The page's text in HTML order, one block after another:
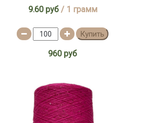
9.60 руб/ 1 грамм
Купить
960 руб